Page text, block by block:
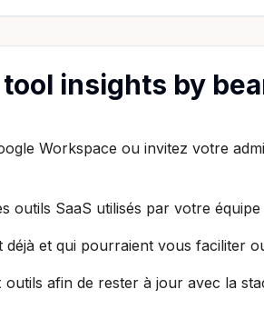
insights by
Workspace ou invitez votre
outils SaaS utilisés par votre
déjà et qui pourraient vous faciliter
afin de rester à jour avec la